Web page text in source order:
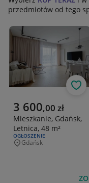
przedmiotów od tego
Aktualna cena
3 600,00 zł
Mieszkanie, Gdańsk,
Letnica, 48 m²
RODZAJ OFERTY:
OGŁOSZENIE
Miejscowość
Gdańsk